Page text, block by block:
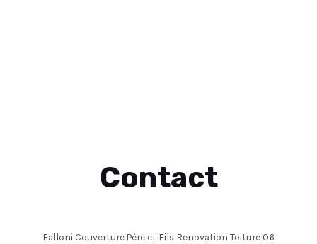
Contact
Falloni Couverture Père et Fils Renovation Toiture 06